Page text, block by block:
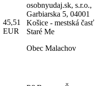
45,51
EUR
osobnyudaj.sk, s.r.o.,
Garbiarska 5, 04001
Košice - mestská časť
Staré Me
Obec Malachov